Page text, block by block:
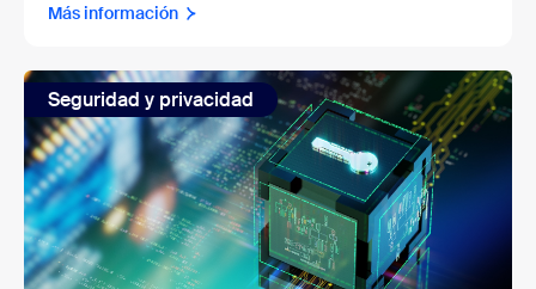
Más información
Seguridad y privacidad